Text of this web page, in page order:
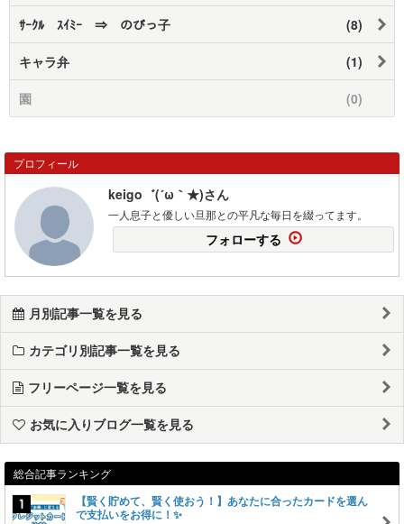
ｻｰｸﾙ ｽｲﾐｰ ⇒ のびっ子 (8)
キャラ弁 (1)
園 (0)
プロフィール
keigo゛(´ω｀★)さん
一人息子と優しい旦那との平凡な毎日を綴ってます。
フォローする
月別記事一覧を見る
カテゴリ別記事一覧を見る
フリーページ一覧を見る
お気に入りブログ一覧を見る
総合記事ランキング
【賢く貯めて、賢く使おう！】あなたに合ったカードを選ん
で支払いをお得に！✨